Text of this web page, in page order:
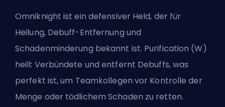
Omniknight ist ein defensiver Held, der für
Heilung, Debuff-Entfernung und
Schadenminderung bekannt ist. Purification (W)
heilt Verbündete und entfernt Debuffs, was
perfekt ist, um Teamkollegen vor Kontrolle der
Menge oder tödlichem Schaden zu retten.